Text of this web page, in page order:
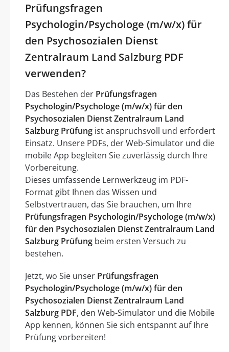
Prüfungsfragen
Psychologin/Psychologe (m/w/x) für
den Psychosozialen Dienst
Zentralraum Land Salzburg PDF
verwenden?
Das Bestehen der Prüfungsfragen
Psychologin/Psychologe (m/w/x) für den
Psychosozialen Dienst Zentralraum Land
Salzburg Prüfung ist anspruchsvoll und erfordert
Einsatz. Unsere PDFs, der Web-Simulator und die
mobile App begleiten Sie zuverlässig durch Ihre
Vorbereitung.
Dieses umfassende Lernwerkzeug im PDF-
Format gibt Ihnen das Wissen und
Selbstvertrauen, das Sie brauchen, um Ihre
Prüfungsfragen Psychologin/Psychologe (m/w/x)
für den Psychosozialen Dienst Zentralraum Land
Salzburg Prüfung beim ersten Versuch zu
bestehen.
Jetzt, wo Sie unser Prüfungsfragen
Psychologin/Psychologe (m/w/x) für den
Psychosozialen Dienst Zentralraum Land
Salzburg PDF, den Web-Simulator und die Mobile
App kennen, können Sie sich entspannt auf Ihre
Prüfung vorbereiten!